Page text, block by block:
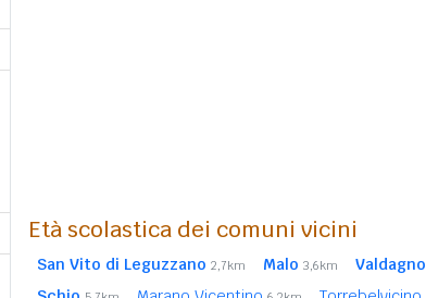
Età scolastica dei comuni vicini
San Vito di Leguzzano 2,7km Malo 3,6km Valdagno